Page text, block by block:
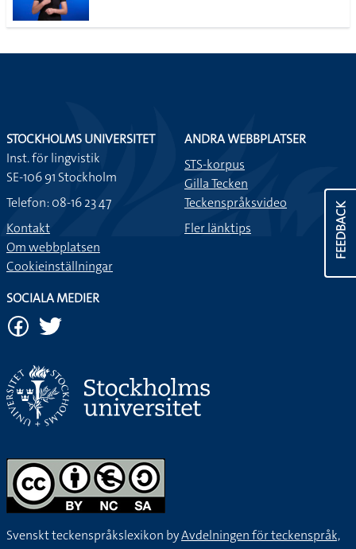
FEEDBACK
STOCKHOLMS UNIVERSITET
Inst. för lingvistik
SE-106 91 Stockholm
Telefon: 08-16 23 47
Kontakt
Om webbplatsen
Cookieinställningar
ANDRA WEBBPLATSER
STS-korpus
Gilla Tecken
Teckenspråksvideo
Fler länktips
SOCIALA MEDIER
Svenskt teckenspråkslexikon byAvdelningen för teckenspråk,